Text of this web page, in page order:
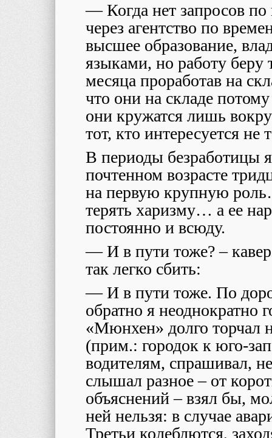
— Когда нет запросов
через агентство по
высшее образование,
языками, но работу беру
месяца проработав на
что они на складе
они кружатся лишь
тот, кто интересуется
В периоды безработицы
почтенном возрасте
на первую крупную
терять харизму… а ее
постоянно и всюду.
— И в пути тоже? –
так легко сбить:
— И в пути тоже. По
обратно я неоднократно
«Мюнхен» долго торчал
(прим.: городок к юго-
водителям, спрашивал,
слышал разное – от
объяснений – взял бы,
ней нельзя: в случае
Третьи колеблются,